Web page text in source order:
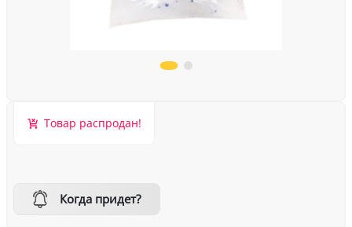
Товар распродан!
Когда придет?